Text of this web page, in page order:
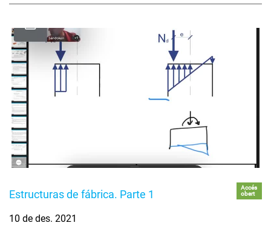
Estructuras de fábrica. Parte 1
Accés
obert
10 de des. 2021